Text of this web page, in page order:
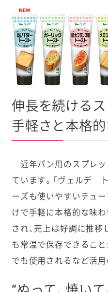
伸長を続けるス
手軽さと本格
近年パン用のスプレッ
ています。「ヴェルデ
ーズも使いやすいチュ
けで手軽に本格的な味
され、売上は好調に推移
も常温で保存できるこ
でも使用されるなど活用